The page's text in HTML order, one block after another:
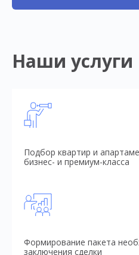
Наши услуги
Подбор квартир и
бизнес- и премиум-класса
Формирование пакета
заключения сделки